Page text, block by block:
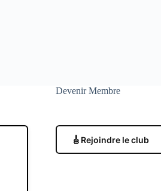
Devenir Membre
🎸 Rejoindre le club